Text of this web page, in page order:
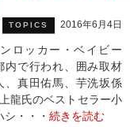
TOPICS 2016年6月4日
ロッカー・ベイビー
内で行われ、囲み取材
、真田佑馬、芋洗坂係
龍氏のベストセラー小
・・・ 続きを読む